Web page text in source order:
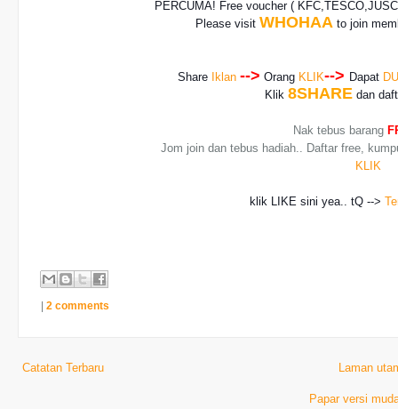
PERCUMA! Free voucher(
Please visitWHOHAA to join
Share Iklan --> Orang KLIK--> Dapat
Klik8SHARE dan
Nak tebus barang
Jom join dan tebus hadiah.. Daftar free,
KLIK
klik LIKE sini yea.. tQ -->
| 2 comments
Catatan Terbaru Laman
Papar versi